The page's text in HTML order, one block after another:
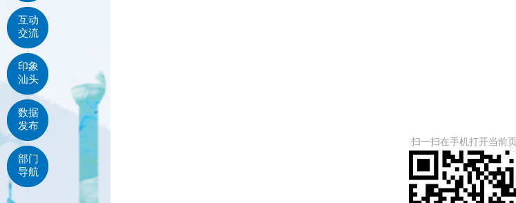
扫一扫在手机打开当前页
互动
交流
印象
汕头
数据
发布
部门
导航